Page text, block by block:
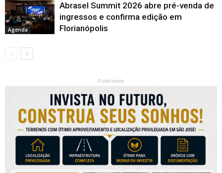
Agenda
Abrasel Summit 2026 abre pré-venda de
ingressos e confirma edição em
Florianópolis
Publicidade